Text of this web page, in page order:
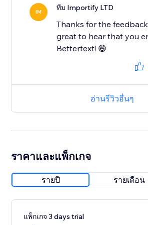
IM ทีม Importify LTD
Thanks for the
great to hear that you
Bettertext! 😄
อ่านรีวิวอื่นๆ
ราคาและแพ็กเกจ
รายปี รายเดือน
แพ็กเกจ 3 days trial